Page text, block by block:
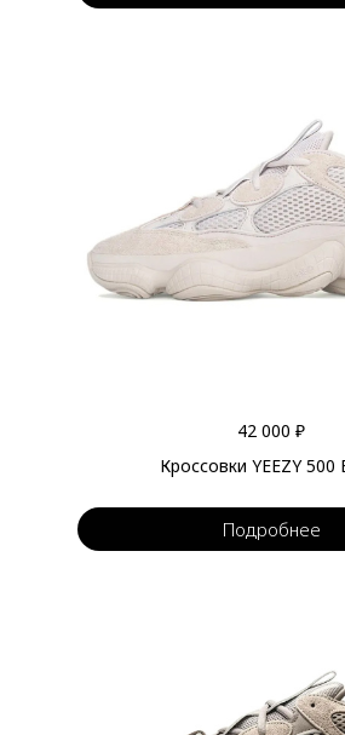
42 000 ₽
Кроссовки YEEZY 500
Подробнее